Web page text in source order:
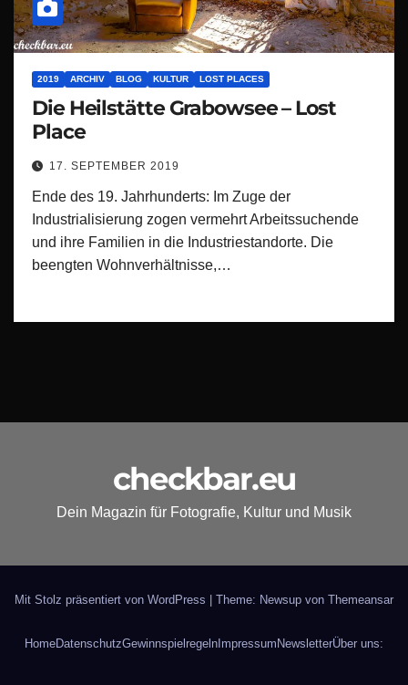
2019 ARCHIV BLOG KULTUR LOST PLACES
Die Heilstätte Grabowsee – Lost
Place
17. SEPTEMBER 2019
Ende des 19. Jahrhunderts: Im Zuge der
Industrialisierung zogen vermehrt Arbeitssuchende
und ihre Familien in die Industriestandorte. Die
beengten Wohnverhältnisse,…
checkbar.eu
Dein Magazin für Fotografie, Kultur und Musik
Mit Stolz präsentiert von WordPress Theme: Newsup von Themeansar
HomeDatenschutzGewinnspielregeln Impressum NewsletterÜber uns: